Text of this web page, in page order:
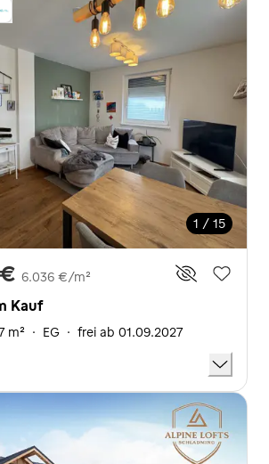
1 / 15
6.036 €/m²
Kauf
m² · EG · frei ab 01.09.2027